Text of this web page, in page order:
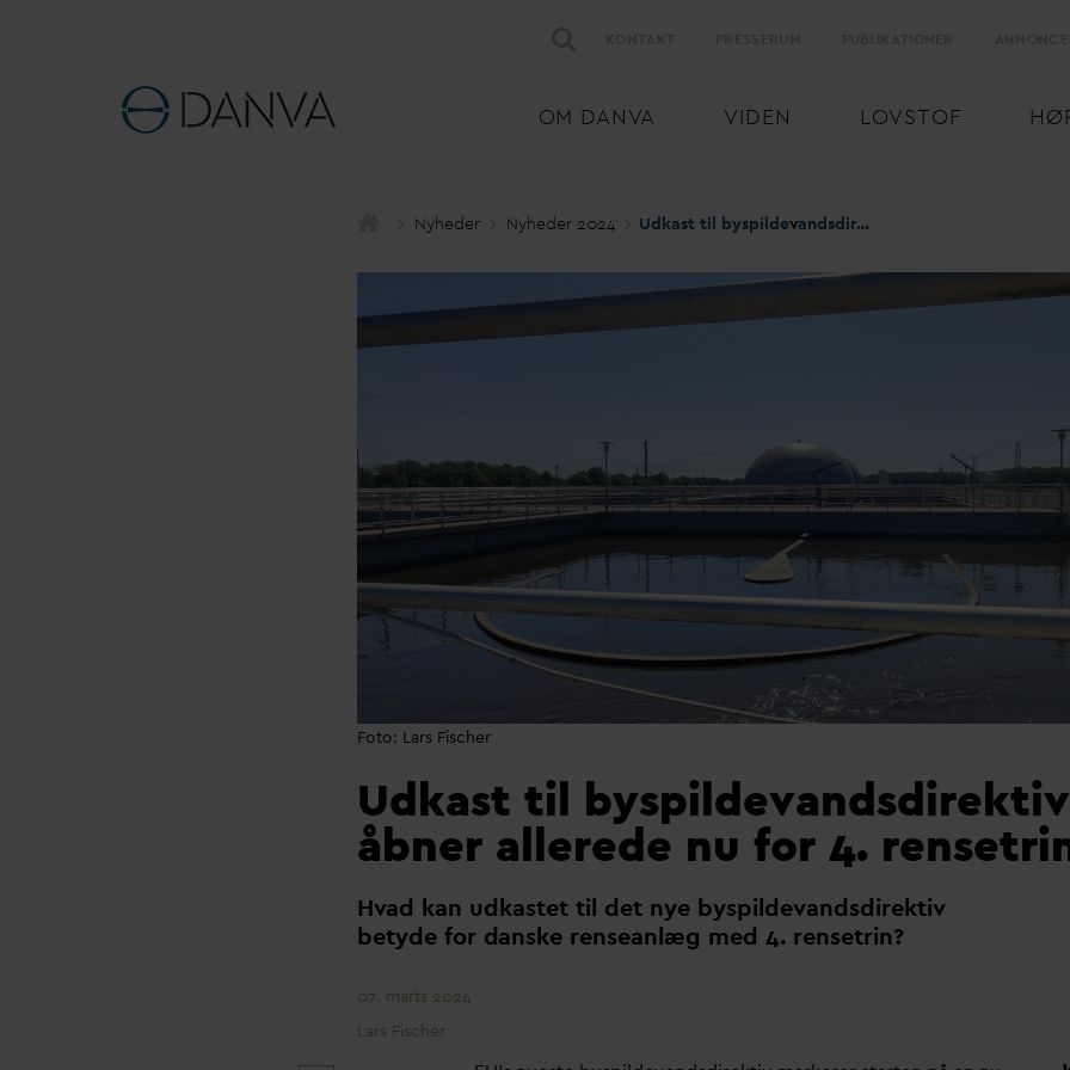
OM DANVA VIDEN LOVSTOF
Nyheder Nyheder 2024 Udkast til byspildevandsdirektiv åbner allerede nu for 4. rensetrin
Foto: Lars Fischer
Udkast til byspildevandsdirektiv
åbner allerede nu for 4.
Hvad kan udkastet til det nye byspildevandsdirektiv
betyde for danske renseanlæg med 4. rensetrin?
07. marts 2024
Lars Fischer